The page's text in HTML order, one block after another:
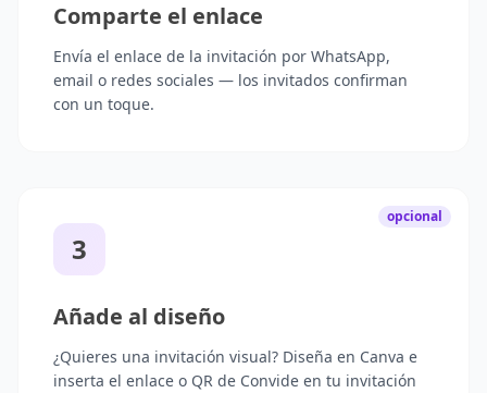
Comparte el enlace
Envía el enlace de la invitación por WhatsApp,
email o redes sociales — los invitados confirman
con un toque.
opcional
3
Añade al diseño
¿Quieres una invitación visual? Diseña en Canva e
inserta el enlace o QR de Convide en tu invitación